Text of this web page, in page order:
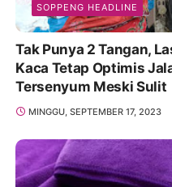
SOPPENG HEADLINE
Tak Punya 2 Tangan,
Kaca Tetap Optimis
Tersenyum Meski Sulit
MINGGU, SEPTEMBER 17, 2023